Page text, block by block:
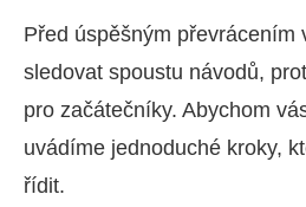
Před úspěšným převrácením
sledovat spoustu návodů,
pro začátečníky. Abychom
uvádíme jednoduché kroky,
řídit.